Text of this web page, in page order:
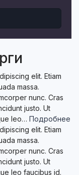
elit. Etiam
massa.
nunc. Cras
justo. Ut
leo… Подробнее
elit. Etiam
massa.
nunc. Cras
justo. Ut
leo faucibus id.